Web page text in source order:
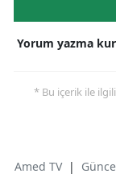
Yorum yazma
* Bu içerik ile
Amed TV |